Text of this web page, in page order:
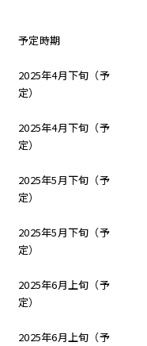
予定時期
2025年4月下旬（予
定）
2025年4月下旬（予
定）
2025年5月下旬（予
定）
2025年5月下旬（予
定）
2025年6月上旬（予
定）
2025年6月上旬（予